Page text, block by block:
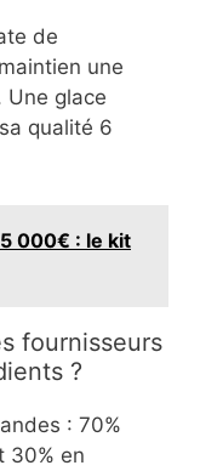
de
une
Une glace
qualité 6
000€ : le kit
fournisseurs
?
: 70%
30% en